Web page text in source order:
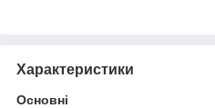
Характеристики
Основні